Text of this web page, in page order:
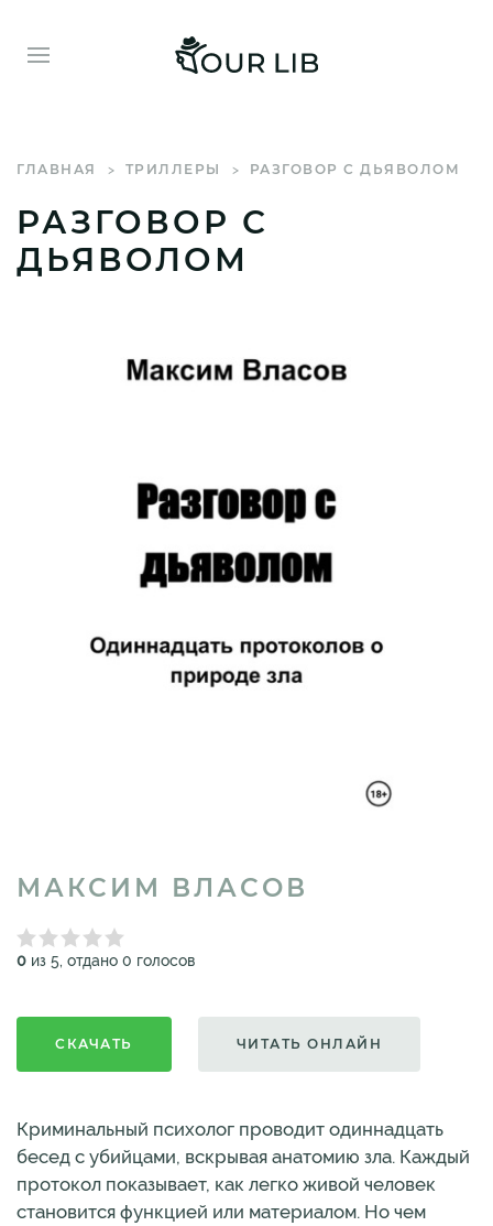
ГЛАВНАЯ ТРИЛЛЕРЫ РАЗГОВОР С ДЬЯВОЛОМ
РАЗГОВОР С
ДЬЯВОЛОМ
МАКСИМ ВЛАСОВ
0 из 5, отдано 0 голосов
СКАЧАТЬ ЧИТАТЬ ОНЛАЙН
Криминальный психолог проводит одиннадцать
бесед с убийцами, вскрывая анатомию зла. Каждый
протокол показывает, как легко живой человек
становится функцией или материалом. Но чем